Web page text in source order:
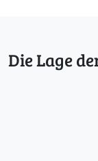
Die Lage